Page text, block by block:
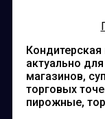
актуально
магазинов,
торговых
пирожные,